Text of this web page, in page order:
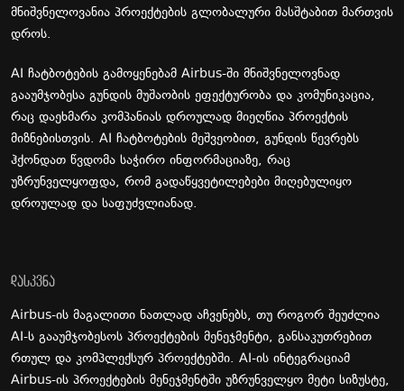
მნიშვნელოვანია პროექტების გლობალური მასშტაბით მართვის
დროს.
AI ჩატბოტების გამოყენებამ Airbus-ში მნიშვნელოვნად
გააუმჯობესა გუნდის მუშაობის ეფექტურობა და კომუნიკაცია,
რაც დაეხმარა კომპანიას დროულად მიეღწია პროექტის
მიზნებისთვის. AI ჩატბოტების მეშვეობით, გუნდის წევრებს
ჰქონდათ წვდომა საჭირო ინფორმაციაზე, რაც
უზრუნველყოფდა, რომ გადაწყვეტილებები მიღებულიყო
დროულად და საფუძვლიანად.
დასკვნა
Airbus-ის მაგალითი ნათლად აჩვენებს, თუ როგორ შეუძლია
AI-ს გააუმჯობესოს პროექტების მენეჯმენტი, განსაკუთრებით
რთულ და კომპლექსურ პროექტებში. AI-ის ინტეგრაციამ
Airbus-ის პროექტების მენეჯმენტში უზრუნველყო მეტი სიზუსტე,